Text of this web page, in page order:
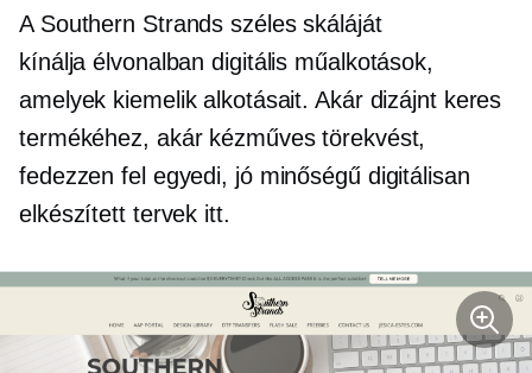
A Southern Strands széles skáláját
kínáljaélvonalban digitális műalkotások,
amelyek kiemelik alkotásait. Akár dizájnt keres
termékéhez, akár kézműves törekvést,
fedezzen fel egyedi, jó minőségűdigitálisan
elkészített tervek itt.